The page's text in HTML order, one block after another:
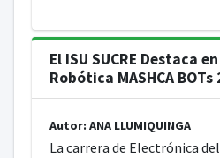
El ISU SUCRE Destaca
Robótica MASHCA BOTs
Autor: ANA LLUMIQUINGA
La carrera de Electrónica